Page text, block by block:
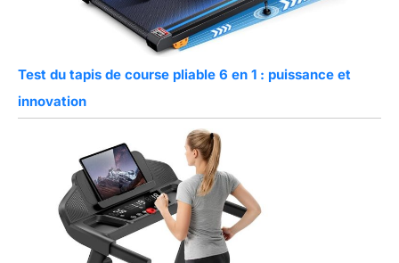
Test du tapis de course pliable 6 en 1 : puissance et
innovation